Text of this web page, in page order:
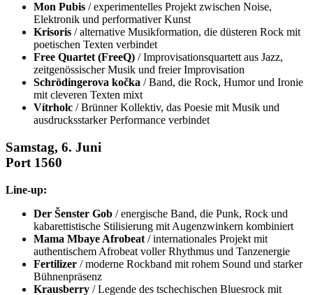
Mon Pubis / experimentelles Projekt zwischen Noise,
Elektronik und performativer Kunst
Krisoris / alternative Musikformation, die düsteren Rock mit
poetischen Texten verbindet
Free Quartet (FreeQ) / Improvisationsquartett aus Jazz,
zeitgenössischer Musik und freier Improvisation
Schrödingerova kočka / Band, die Rock, Humor und Ironie
mit cleveren Texten mixt
Vítrholc / Brünner Kollektiv, das Poesie mit Musik und
ausdrucksstarker Performance verbindet
Samstag, 6. Juni
Port 1560
Line-up:
Der Šenster Gob / energische Band, die Punk, Rock und
kabarettistische Stilisierung mit Augenzwinkern kombiniert
Mama Mbaye Afrobeat / internationales Projekt mit
authentischem Afrobeat voller Rhythmus und Tanzenergie
Fertilizer / moderne Rockband mit rohem Sound und starker
Bühnenpräsenz
Krausberry / Legende des tschechischen Bluesrock mit